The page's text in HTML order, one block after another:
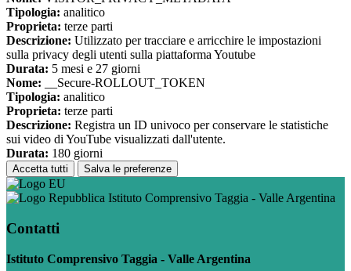
Tipologia: analitico
Proprieta: terze parti
Descrizione: Utilizzato per tracciare e arricchire le impostazioni
sulla privacy degli utenti sulla piattaforma Youtube
Durata: 5 mesi e 27 giorni
Nome: __Secure-ROLLOUT_TOKEN
Tipologia: analitico
Proprieta: terze parti
Descrizione: Registra un ID univoco per conservare le statistiche
sui video di YouTube visualizzati dall'utente.
Durata: 180 giorni
Accetta tutti Salva le preferenze
Istituto Comprensivo Taggia - Valle Argentina
Contatti
Istituto Comprensivo Taggia - Valle Argentina